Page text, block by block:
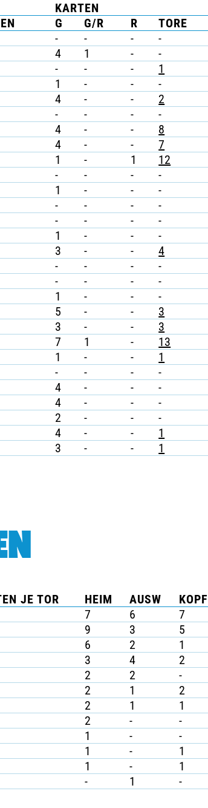
KARTEN
G G/R R TORE
- - - -
4 1 - -
- - - 1
1 - - -
4 - - 2
- - - -
4 - - 8
4 - - 7
1 - 1 12
- - - -
1 - - -
- - - -
- - - -
1 - - -
3 - - 4
- - - -
- - - -
1 - - -
5 - - 3
3 - - 3
7 1 - 13
1 - - 1
- - - -
4 - - -
4 - - -
2 - - -
4 - - 1
3 - - 1
JE TOR HEIM AUSW
7 6 7
9 3 5
6 2 1
3 4 2
2 2 -
2 1 2
2 1 1
2 - -
1 - -
1 - 1
1 - 1
- 1 -